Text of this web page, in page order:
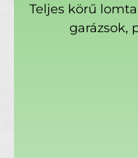
Teljes körű
garázsok,